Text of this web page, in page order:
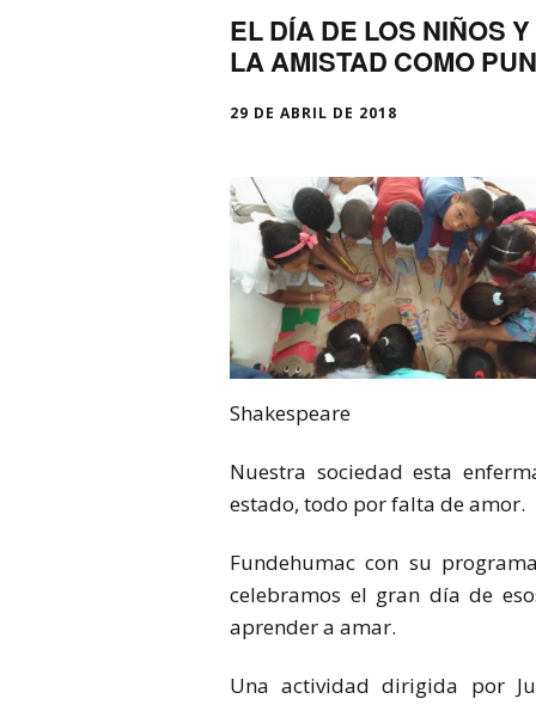
EL DÍA DE LOS NIÑOS
LA AMISTAD COMO
29 DE ABRIL DE 2018
Shakespeare
Nuestra sociedad esta
estado, todo por falta de amor.
Fundehumac con su
celebramos el gran día de
aprender a amar.
Una actividad dirigida por